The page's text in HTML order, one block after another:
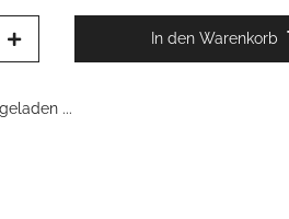
In den Warenkorb
...